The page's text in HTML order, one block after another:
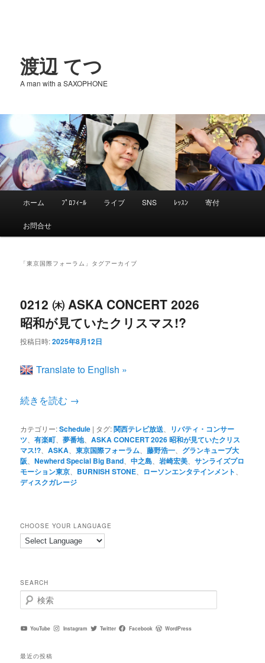
渡辺 てつ
A man with a SAXOPHONE
メ
イ
ン
コ
ン
テ
ン
ツ
へ
移
サ
ブ
コ
ン
テ
ン
ツ
へ
移
動
ホーム ﾌﾟﾛﾌｨｰﾙ ライブ SNS ﾚｯｽﾝ 寄付
お問合せ
「東京国際フォーラム 」タグアーカイブ
0212 ㈭ ASKA CONCERT 2026
昭和が見ていたクリスマス!?
投稿日時:2025年8月12日
Translate to English »
続きを読む →
カテゴリー:Schedule | タグ:関西テレビ放送
リバティ・コンサー
ツ 、有楽町、夢番地、ASKA CONCERT 2026 昭和が見ていたクリス
マス!? 、ASKA 、東京国際フォーラム 、藤野浩一
グランキューブ大
阪 、Newherd Special Big Band 、中之島 、岩崎宏美 、サンライズプロ
モーション東京
BURNISH STONE ローソンエンタテインメント
ディスクガレージ
CHOOSE YOUR LANGUAGE
SEARCH
検
索
YouTube Instagram Twitter Facebook WordPress
最近の投稿